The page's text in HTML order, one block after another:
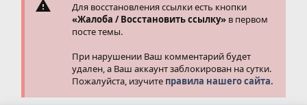
Для восстановления ссылки есть кнопки
«Жалоба / Восстановить ссылку» в первом
посте темы.
При нарушении Ваш комментарий будет
удален, а Ваш аккаунт заблокирован на сутки.
Пожалуйста, изучите правила нашего сайта.